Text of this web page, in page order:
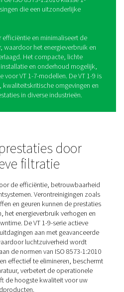
koolstoffilters
koolstoftorens levert zeer
geuren en oliedampen effectief
een restoliegehalte van minder
combinatie met de G- en C-
aan de ISO 8573-1:2010
die een